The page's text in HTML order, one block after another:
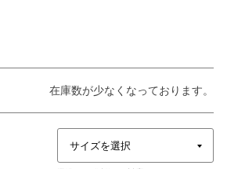
在庫数が少なくなっております。